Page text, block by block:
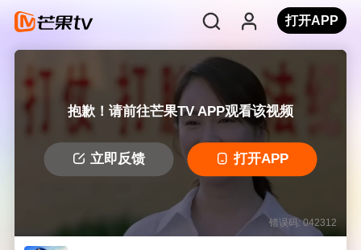
打开APP
抱歉！请前往芒果TV APP观看该视频
立即反馈 打开APP
错误码: 042312